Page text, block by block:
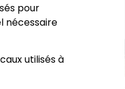
pour
nécessaire
utilisés à